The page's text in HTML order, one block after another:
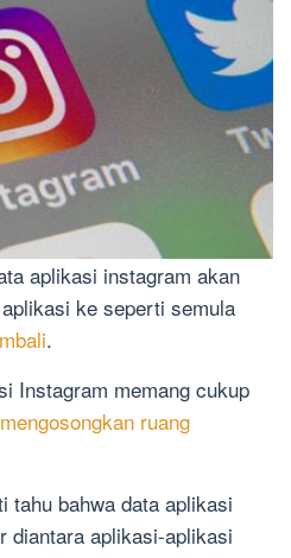
aplikasi instagram akan
ke seperti semula
.
Instagram memang cukup
mengosongkan ruang
tahu bahwa data aplikasi
diantara aplikasi-aplikasi